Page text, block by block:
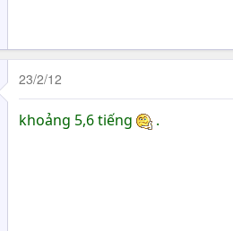
23/2/12
khoảng 5,6 tiếng .